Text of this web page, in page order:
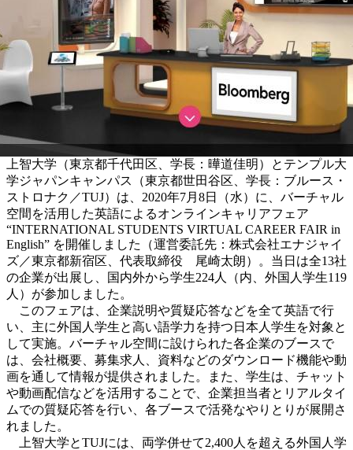
上智大学（東京都千代田区、学長：曄道佳明）とテンプル大
学ジャパンキャンパス（東京都世田谷区、学長：ブルース・
ストロナク／TUJ）は、2020年7月8日（水）に、バーチャル
空間を活用した英語によるオンラインキャリアフェア
“INTERNATIONAL STUDENTS VIRTUAL CAREER FAIR in
English” を開催しました（運営委託先：株式会社エナジャイ
ズ／東京都新宿区、代表取締役 尾崎太朗）。当日は全13社
の企業が出展し、国内外から学生224人（内、外国人学生119
人）が参加しました。
このフェアは、企業説明や質疑応答などを全て英語で行
い、主に外国人学生と高い語学力を持つ日本人学生を対象と
して実施。バーチャル空間に設けられた各企業のブースで
は、会社概要、募集求人、資料などのダウンロード機能や動
画を通して情報が提供されました。また、学生は、チャット
や動画配信などを活用することで、企業担当者とリアルタイ
ムでの質疑応答を行い、各ブースで活発なやりとりが展開さ
れました。
上智大学とTUJには、両学併せて2,400人を超える外国人学